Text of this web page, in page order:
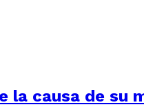
la causa de su